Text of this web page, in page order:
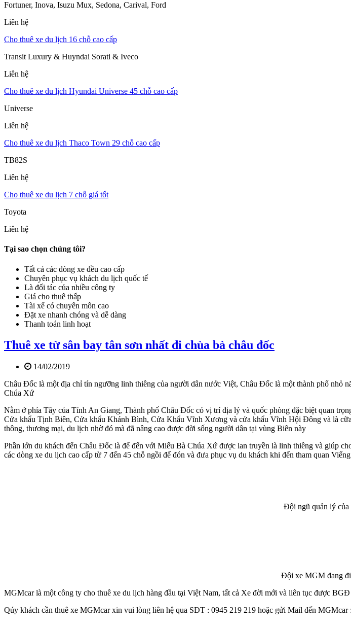
Fortuner, Inova, Isuzu Mux, Sedona, Carival, Ford
Liên hệ
Cho thuê xe du lịch 16 chỗ cao cấp
Transit Luxury & Huyndai Sorati & Iveco
Liên hệ
Cho thuê xe du lịch Hyundai Universe 45 chỗ cao cấp
Universe
Liên hệ
Cho thuê xe du lịch Thaco Town 29 chỗ cao cấp
TB82S
Liên hệ
Cho thuê xe du lịch 7 chỗ giá tốt
Toyota
Liên hệ
Tại sao chọn chúng tôi?
Tất cả các dòng xe đều cao cấp
Chuyên phục vụ khách du lịch quốc tế
Là đối tác của nhiều công ty
Giá cho thuê thấp
Tài xế có chuyên môn cao
Đặt xe nhanh chóng và dễ dàng
Thanh toán linh hoạt
Thuê xe từ sân bay tân sơn nhất đi chùa bà châu đốc
14/02/2019
Châu Đốc là một địa chỉ tín ngưỡng linh thiêng của người dân nước Việt, Châu Đốc là một thành phố
Chúa Xứ
Nằm ở phía Tây của Tỉnh An Giang, Thành phố Châu Đốc có vị trí địa lý và quốc phòng đặc biệt quan
Cửa khẩu Tịnh Biên, Cửa khẩu Khánh Bình, Cửa Khẩu Vĩnh Xương và cửa khẩu Vĩnh Hội Đông và là
thông, thương mại, du lịch nhờ đó mà đã nâng cao được đời sống người dân tại vùng Biên này
Phần lớn du khách đến Châu Đốc là để đến với Miếu Bà Chúa Xứ được lan truyền là linh thiêng và giúp
các dòng xe du lịch cao cấp từ 7 đến 45 chỗ ngồi để đón và đưa phục vụ du khách khi đến tham quan
Đội ngũ quản lý
Đội xe MGM đang
MGMcar là một công ty cho thuê xe du lịch hàng đầu tại Việt Nam, tất cả Xe đời mới và liên tục được
Qúy khách cần thuê xe MGMcar xin vui lòng liên hệ qua SĐT : 0945 219 219 hoặc gửi Mail đến MGMcar